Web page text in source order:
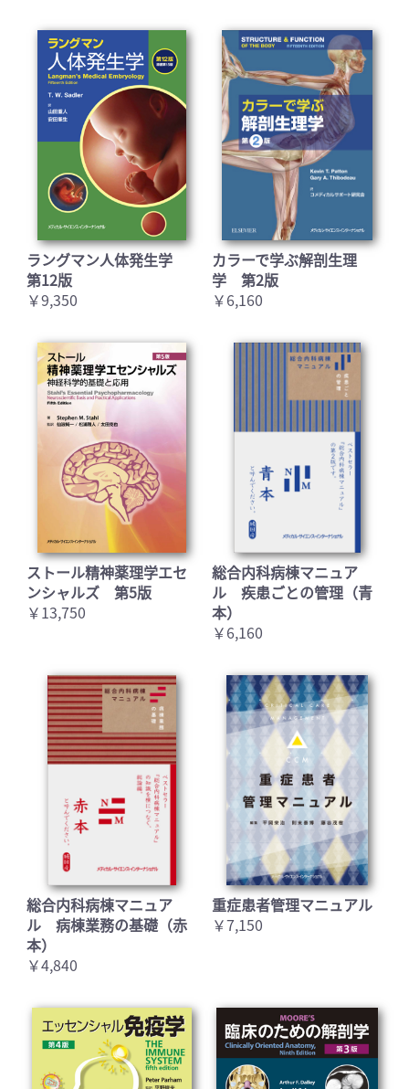
お買い物を続ける カートへ進む
ラングマン人体発生学
第12版
￥9,350
カラーで学ぶ解剖生理
学 第2版
￥6,160
ストール精神薬理学エセ
ンシャルズ 第5版
￥13,750
総合内科病棟マニュア
ル 疾患ごとの管理（青
本）
￥6,160
総合内科病棟マニュア
ル 病棟業務の基礎（赤
本）
￥4,840
重症患者管理マニュアル
￥7,150